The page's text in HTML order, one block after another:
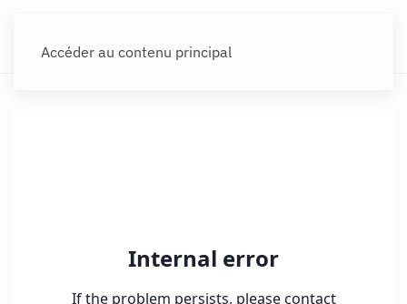
Accéder au contenu principal